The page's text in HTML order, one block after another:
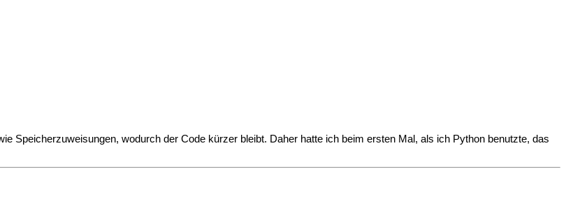
Speicherzuweisungen, wodurch der Code kürzer bleibt. Daher hatte ich beim ersten Mal, als ich Python benutzte, das